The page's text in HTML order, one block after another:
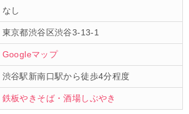
なし
東京都渋谷区渋谷3-13-1
Googleマップ
渋谷駅新南口駅から徒歩4分程度
鉄板やきそば・酒場しぶやき